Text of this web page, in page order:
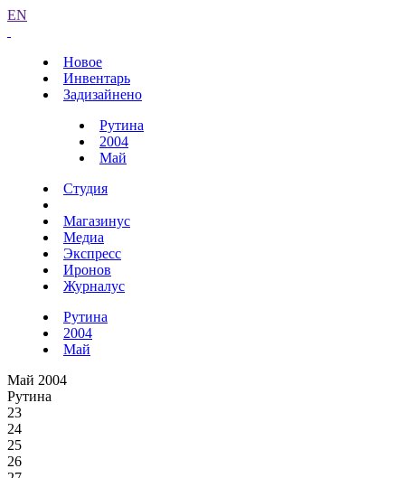
EN
Новое
Инвентарь
Задизайнено
Рутина
2004
Май
Студия
Магазинус
Медиа
Экспресс
Иронов
Журналус
Рутина
2004
Май
Май 2004
Рутина
23
24
25
26